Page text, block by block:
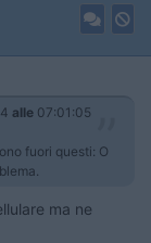
alle 07:01:05
fuori questi: O
ma ne